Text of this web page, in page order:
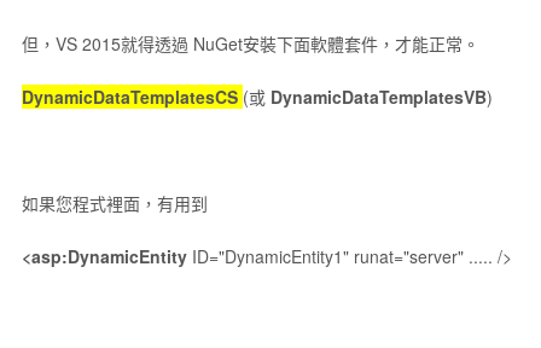
但，VS 2015就得透過 NuGet安裝下面軟體套件，才能正常。
DynamicDataTemplatesCS (或 DynamicDataTemplatesVB)
如果您程式裡面，有用到
<asp:DynamicEntityID="DynamicEntity1" runat="server" ..... />